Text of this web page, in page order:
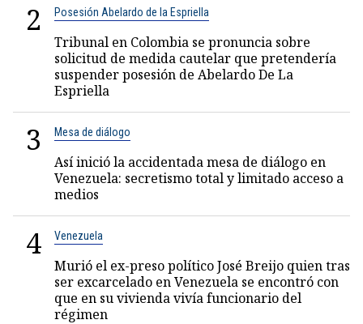
2 Posesión Abelardo de la Espriella
Tribunal en Colombia se pronuncia sobre
solicitud de medida cautelar que pretendería
suspender posesión de Abelardo De La
Espriella
3 Mesa de diálogo
Así inició la accidentada mesa de diálogo en
Venezuela: secretismo total y limitado acceso a
medios
4 Venezuela
Murió el ex-preso político José Breijo quien tras
ser excarcelado en Venezuela se encontró con
que en su vivienda vivía funcionario del
régimen